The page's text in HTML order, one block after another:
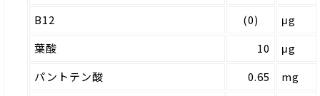
B12
(0)
μg
葉酸
10
μg
パントテン酸
0.65
mg